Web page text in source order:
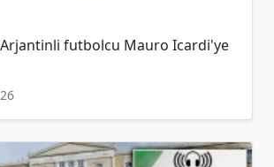
Arjantinli futbolcu Mauro Icardi'ye